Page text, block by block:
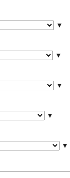
▼
▼
▼
▼
▼